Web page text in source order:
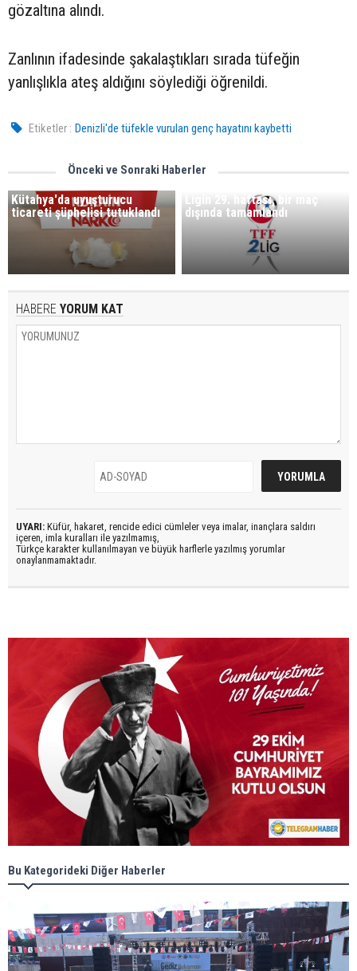
gözaltına alındı.
Zanlının ifadesinde şakalaştıkları sırada tüfeğin
yanlışlıkla ateş aldığını söylediği öğrenildi.
Etiketler : Denizli'de tüfekle vurulan genç hayatını kaybetti
Önceki ve Sonraki Haberler
Kütahya'da uyuşturucu
ticareti şüphelisi tutuklandı
Ligin 29. haftası, bir maç
dışında tamamlandı
HABERE YORUM KAT
UYARI: Küfür, hakaret, rencide edici cümleler veya imalar, inançlara saldırı
içeren, imla kuralları ile yazılmamış,
Türkçe karakter kullanılmayan ve büyük harflerle yazılmış yorumlar
onaylanmamaktadır.
Bu Kategorideki Diğer Haberler